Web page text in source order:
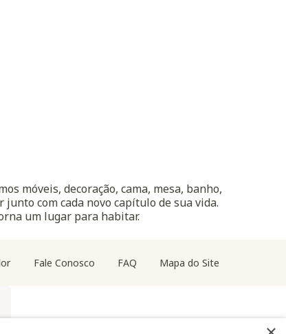
móveis, decoração, cama, mesa, banho,
com cada novo capítulo de sua vida.
um lugar para habitar.
Fale Conosco FAQ Mapa do Site